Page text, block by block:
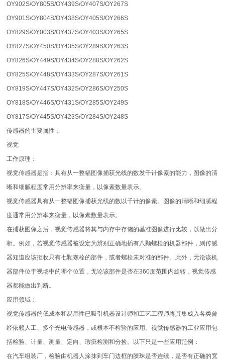
OY902S/OY805S/OY439S/OY407S/OY267S
OY901S/OY804S/OY438S/OY405S/OY266S
OY829S/OY003S/OY437S/OY403S/OY265S
OY827S/OY450S/OY435S/OY289S/OY263S
OY826S/OY449S/OY434S/OY288S/OY262S
OY825S/OY448S/OY433S/OY287S/OY261S
OY819S/OY447S/OY432S/OY286S/OY250S
OY818S/OY446S/OY431S/OY285S/OY249S
OY817S/OY445S/OY423S/OY284S/OY248S
传感器的主要属性：
视觉
工作原理：
视觉传感器是指：具有从一整幅图像捕获光线的数发千计像素的能力，图像的清
晰和细腻程度常用分辨率来衡量，以像素数量表示。
视觉传感器具有从一整幅图像捕获光线的数以千计的像素。图像的清晰和细腻程
度通常用分辨率来衡量，以像素数量表示。
在捕获图像之后，视觉传感器将其与内存中存储的基准图像进行比较，以做出分
析。例如，若视觉传感器被设定为辨别正确地插有八颗螺栓的机器部件，则传感
器知道应该拒收只有七颗螺栓的部件，或者螺栓未对准的部件。此外，无论该机
器部件位于视场中的哪个位置，无论该部件是否在360度范围内旋转，视觉传感
器都能做出判断。
应用领域：
视觉传感器的低成本和易用性已吸引机器设计师和工艺工程师将其集成入各类曾
经依赖人工、多个光电传感器，或根本不检验的应用。视觉传感器的工业应用包
括检验、计量、测量、定向、瑕疵检测和分捡。以下只是一些应用范例：
在汽车组装厂，检验由机器人涂抹到车门边框的胶珠是否连续，是否有正确的宽